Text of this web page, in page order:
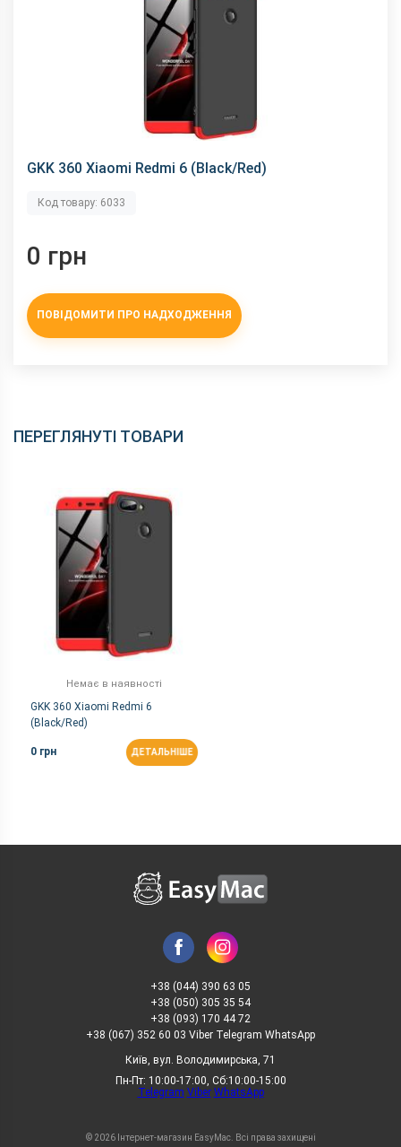
GKK 360 Xiaomi Redmi 6 (Black/Red)
Код товару: 6033
0 грн
ПОВІДОМИТИ ПРО НАДХОДЖЕННЯ
ПЕРЕГЛЯНУТІ ТОВАРИ
Немає в наявності
GKK 360 Xiaomi Redmi 6
(Black/Red)
0 грн ДЕТАЛЬНІШЕ
+38 (044) 390 63 05
+38 (050) 305 35 54
+38 (093) 170 44 72
+38 (067) 352 60 03 Viber Telegram WhatsApp
Київ, вул. Володимирська, 71
Пн-Пт: 10:00-17:00, Сб:10:00-15:00
Telegram Viber WhatsApp
© 2026 Інтернет-магазин EasyMac. Всі права захищені